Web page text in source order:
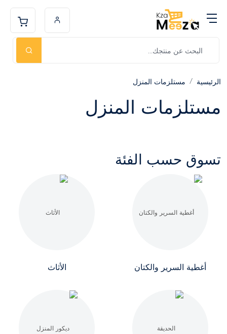
الرئيسية مستلزمات المنزل
مستلزمات المنزل
تسوق حسب الفئة
أغطية السرير والكتان الأثاث